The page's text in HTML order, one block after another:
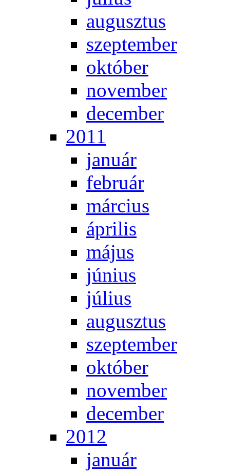
au­gusz­tus
szep­tem­ber
ok­tó­ber
no­vem­ber
de­cem­ber
2011
ja­nu­ár
feb­ru­ár
már­ci­us
áp­ri­lis
má­jus
jú­ni­us
jú­li­us
au­gusz­tus
szep­tem­ber
ok­tó­ber
no­vem­ber
de­cem­ber
2012
ja­nu­ár